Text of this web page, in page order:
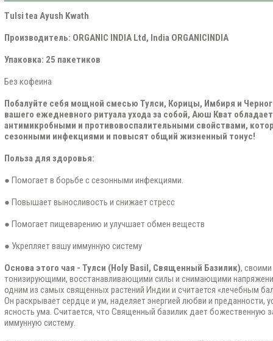
Tulsi tea Ayush Kwath
Производитель: ORGANIC INDIA Ltd, India ORGANICINDIA
Упаковка: 25 пакетиков
Без кофеина
Побалуйте себя мощной смесью Тулси, Корицы, Имбиря и
вашего ежедневного ритуала ухода за собой, Аюш Кват
антимикробными и противовоспалительными свойствами,
сезонными инфекциями и повысят общий жизненный тонус!
Польза для здоровья:
● Помогает в борьбе с сезонными инфекциями.
● Повышает выносливость и снижает стресс
● Помогает пищеварению и улучшает обмен веществ
● Укрепляет вашу иммунную систему
Основа этого чая - Тулси (Holy Basil, Священный Базилик),
тонизирующими, восстанавливающими силы и снимающими
одним из самых священных растений Индии и считается «лечебным
Он раскрывает сердце и ум, наделяет энергией любви и преданности,
ясность ума. Считается, что Священный базилик дает божественную
иммунную систему.